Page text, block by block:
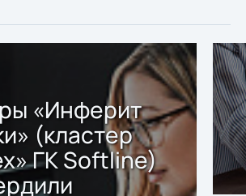
«Инферит
(кластер
ГК Softline)